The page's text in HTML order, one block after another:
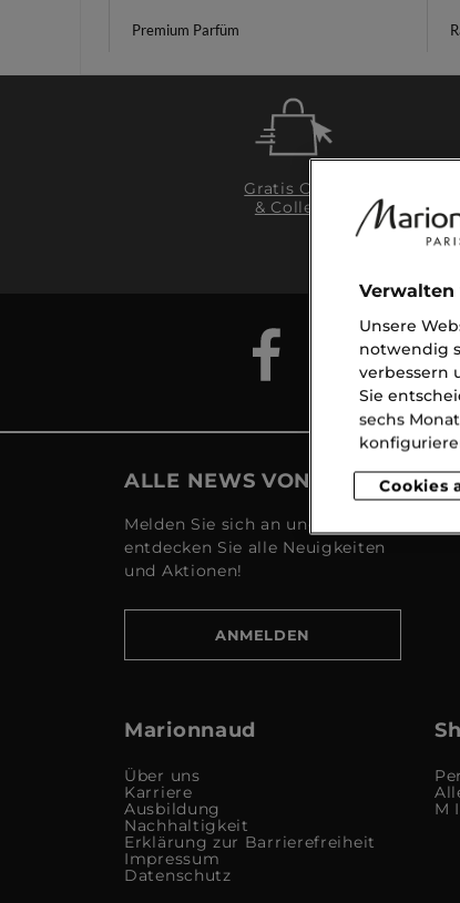
Premium Parfüm
Gratis Click
& Collect
ALLE NEWS VON
Melden Sie sich an und
entdecken Sie alle Neuigkeiten
und Aktionen!
ANMELDEN
Marionnaud
Über uns
Karriere
Ausbildung
Nachhaltigkeit
Erklärung zur Barrierefreiheit
Impressum
Datenschutz
M
Verwalten
Unsere
notwendig
verbessern
Sie
sechs
Cookies